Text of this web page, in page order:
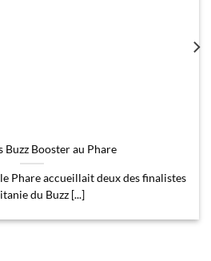
Buzz Booster au Phare
Phare accueillait deux des finalistes
du Buzz [...]